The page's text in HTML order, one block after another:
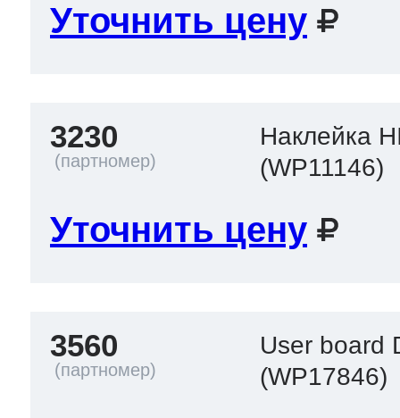
Уточнить цену
3230
Наклейка
(WP11146)
Уточнить цену
3560
User board
(WP17846)